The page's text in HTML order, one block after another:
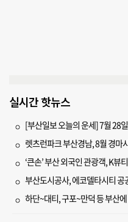
실시간 핫뉴스
[부산일보 오늘의 운세] 7월 28
렛츠런파크 부산경남, 8월 경
‘큰손’ 부산 외국인 관광객, K뷰
부산도시공사, 에코델타시티
하단~대티, 구포~만덕 등 부산